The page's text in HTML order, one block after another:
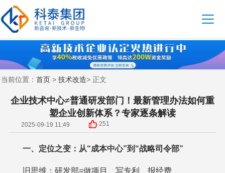
当前位置： 首页 > 技术改造> 正文
企业技术中心≠普通研发部门！最新管理办法如何重
塑企业创新体系？专家逐条解读
2025-09-19 11:49 251
一、定位之变：从“成本中心”到“战略司令部”
旧思维：研发部=做项目、写专利、报经费